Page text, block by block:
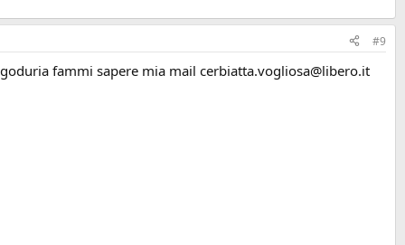
#9
fammi sapere mia mail cerbiatta.vogliosa@libero.it